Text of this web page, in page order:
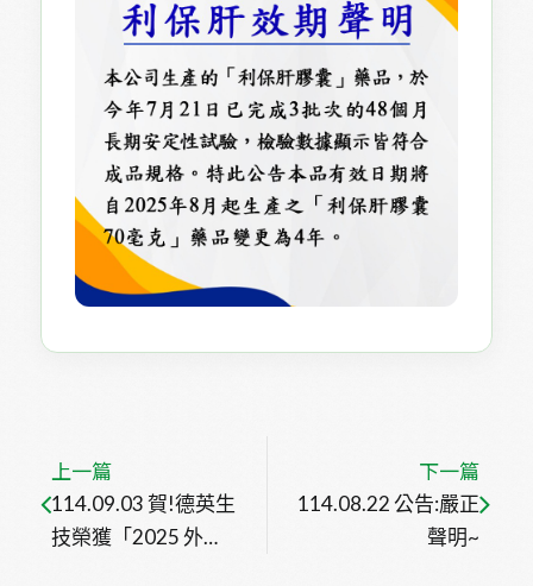
上一篇
114.09.03 賀!德英生
技榮獲「2025 外資
下一篇
114.08.22 公告:嚴正
聲明~